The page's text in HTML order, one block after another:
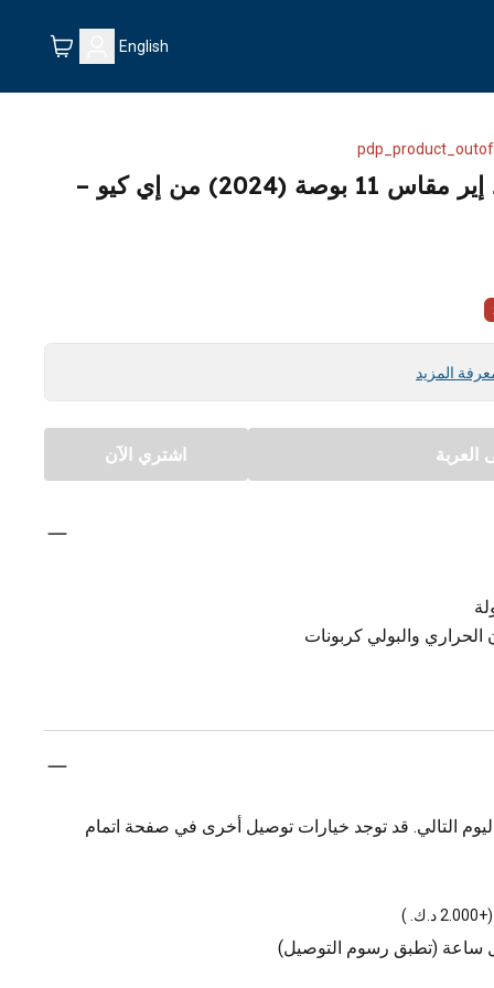
English
غطاء حماية متحرك لآيباد إير مقاس 11 بوصة (2024) من إي كيو –
المزيد
اشتري الآن
الحراري والبولي كربونات
التالي. قد توجد خيارات توصيل أخرى في صفحة اتمام
(+2.000 د.ك. )
ساعة (تطبق رسوم التوصيل)